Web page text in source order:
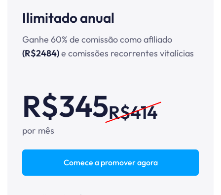
Ilimitado anual
Ganhe 60% de comissão como afiliado
(R$2484)e comissões recorrentes vitalícias
R$345R$414
por mês
Comece a promover agora